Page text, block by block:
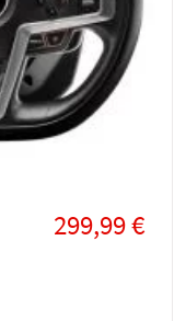
299,99 €